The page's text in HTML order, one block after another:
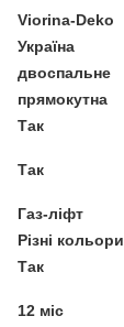
Viorina-Deko
Україна
двоспальне
прямокутна
Так
Так
Газ-ліфт
Різні кольори
Так
12 міс